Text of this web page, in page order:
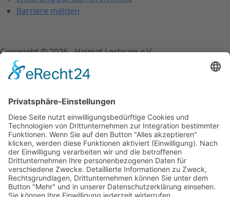
Barriere melden
Copyright © 2026 - Heimat Lechrain e.V.
Schriftgröße ändern
A-
A+
Schriftgröße zurücksetzen
Kontrast einstellen
Farbe wählen
black
white green blue red orange
navi
Links unterstreichen